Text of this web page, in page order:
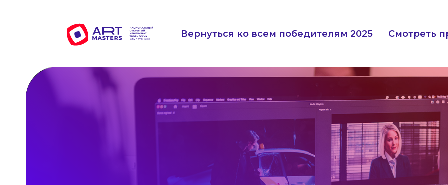
Вернуться ко всем победителям 2025 Смотреть